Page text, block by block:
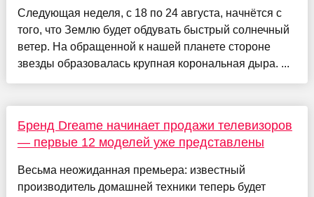
Следующая неделя, с 18 по 24 августа, начнётся с
того, что Землю будет обдувать быстрый солнечный
ветер. На обращенной к нашей планете стороне
звезды образовалась крупная корональная дыра. ...
Бренд Dreame начинает продажи телевизоров
— первые 12 моделей уже представлены
Весьма неожиданная премьера: известный
производитель домашней техники теперь будет